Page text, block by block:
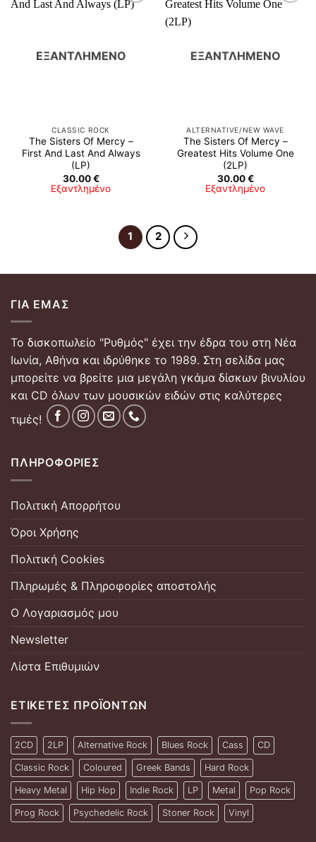
ΕΞΑΝΤΛΗΜΈΝΟ
CLASSIC ROCK
The Sisters Of Mercy –
First And Last And Always
(LP)
30.00€
Εξαντλημένο
ΕΞΑΝΤΛΗΜΈΝΟ
ALTERNATIVE/NEW WAVE
The Sisters Of Mercy ‎–
Greatest Hits Volume One
(2LP)
30.00€
Εξαντλημένο
1 2
ΓΙΑ ΕΜΆΣ
Το δισκοπωλείο "Ρυθμός" έχει την έδρα του στη Νέα
Ιωνία, Αθήνα και ιδρύθηκε το 1989. Στη σελίδα μας
μπορείτε να βρείτε μια μεγάλη γκάμα δίσκων βινυλίου
και CD όλων των μουσικών ειδών στις καλύτερες
τιμές!
ΠΛΗΡΟΦΟΡΊΕΣ
Πολιτική Απορρήτου
Όροι Χρήσης
Πολιτική Cookies
Πληρωμές & Πληροφορίες αποστολής
Ο Λογαριασμός μου
Newsletter
Λίστα Επιθυμιών
ΕΤΙΚΈΤΕΣ ΠΡΟΪΌΝΤΩΝ
2CD 2LP Alternative Rock Blues Rock Cass CD
Classic Rock Coloured Greek Bands Hard Rock
Heavy Metal Hip Hop Indie Rock LP Metal Pop Rock
Prog Rock Psychedelic Rock Stoner Rock Vinyl